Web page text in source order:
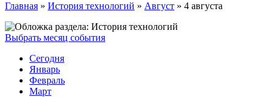
Главная » История технологий » Август » 4 августа
Выбрать месяц события
Сегодня
Январь
Февраль
Март